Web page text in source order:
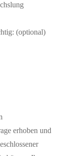
(optional)
erhoben und